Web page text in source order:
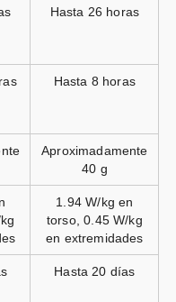
gris oro correa
🔄 30 días
beige oro correa
Hasta 26 horas
Hasta 8 horas
Aproximadamente
40 g
1.94 W/kg en
torso, 0.45 W/kg
en extremidades
Hasta 20 días